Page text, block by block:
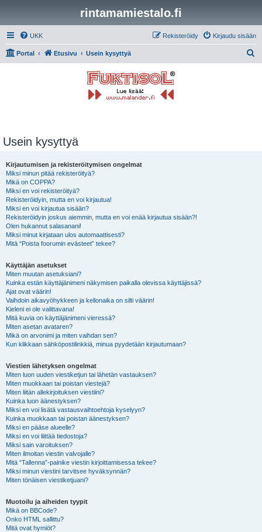
rintamamiestalo.fi
UKK Kirjaudu sisään
Rekisteröidy
Portal Etusivu Usein kysyttyä
Usein kysyttyä
Kirjautumisen ja rekisteröitymisen ongelmat
Miksi minun pitää rekisteröityä?
Mikä on COPPA?
Miksi en voi rekisteröityä?
Rekisteröidyin, mutta en voi kirjautua!
Miksi en voi kirjautua sisään?
Rekisteröidyin joskus aiemmin, mutta en voi enää kirjautua sisään?!
Olen hukannut salasanani!
Miksi minut kirjataan ulos automaattisesti?
Mitä “Poista foorumin evästeet” tekee?
Käyttäjän asetukset
Miten muutan asetuksiani?
Kuinka estän käyttäjänimeni näkymisen paikalla olevissa käyttäjissä?
Ajat ovat väärin!
Vaihdoin aikavyöhykkeen ja kellonaika on silti väärin!
Kieleni ei ole valittavana!
Mitä kuvia on käyttäjänimeni vieressä?
Miten asetan avataren?
Mikä on arvonimi ja miten vaihdan sen?
Kun klikkaan sähköpostilinkkiä, minua pyydetään kirjautumaan?
Viestien lähetyksen ongelmat
Miten luon uuden viestiketjun tai lähetän vastauksen?
Miten muokkaan tai poistan viestejä?
Miten liitän allekirjoituksen viestiini?
Kuinka luon äänestyksen?
Miksi en voi lisätä vastausvaihtoehtoja kyselyyn?
Kuinka muokkaan tai poistan äänestyksen?
Miksi en pääse alueelle?
Miksi en voi liittää tiedostoja?
Miksi sain varoituksen?
Miten ilmoitan viestin valvojalle?
Mitä “Tallenna”-painike viestin kirjoittamisessa tekee?
Miksi minun viestini tarvitsee hyväksynnän?
Miten tönäisen viestiketjuani?
Muotoilu ja aiheiden tyypit
Mikä on BBCode?
Onko HTML sallittu?
Mitä ovat hymiöt?